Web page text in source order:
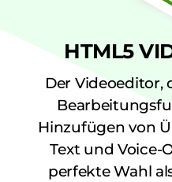
HTML5
Der Videoeditor,
Hinzufügen von
Text und Voice-
perfekte Wahl